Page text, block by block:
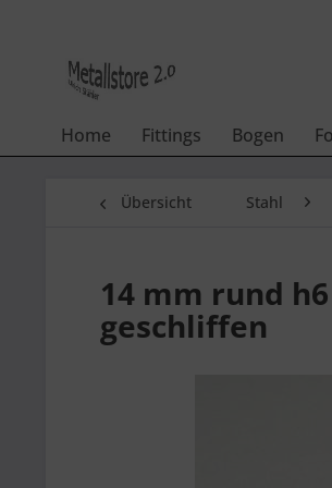
Home Fittings Bogen
Übersicht Stahl
14 mm rund
geschliffen